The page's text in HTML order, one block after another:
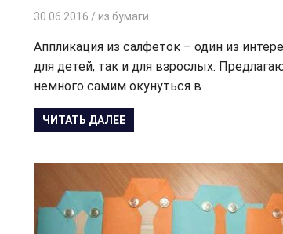
30.06.2016 Творогова Елена
из бумаги
Аппликация из салфеток – один из
для детей, так и для взрослых.
немного самим окунуться в
ЧИТАТЬ ДАЛЕЕ